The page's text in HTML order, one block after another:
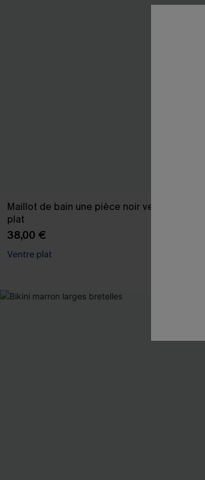
Maillot de bain une pièce noir ventre
plat
38,00 €
Ventre plat